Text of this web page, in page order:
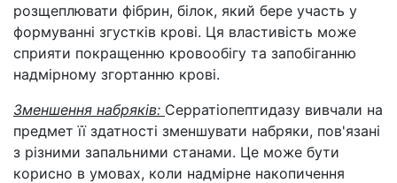
розщеплювати фібрин, білок, який бере участь у
формуванні згустків крові. Ця властивість може
сприяти покращенню кровообігу та запобіганню
надмірному згортанню крові.
Зменшення набряків: Серратіопептидазу вивчали на
предмет її здатності зменшувати набряки, пов'язані
з різними запальними станами. Це може бути
корисно в умовах, коли надмірне накопичення